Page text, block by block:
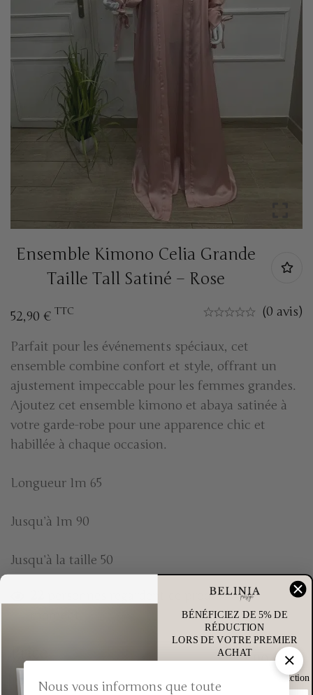
Nous vous informons que toute
Ensemble Kimono Celia Grande
Taille Tall Satiné – Rose
52,90 € TTC (0 avis)
Parfait pour les événements spéciaux, cet
ensemble combine confort et style, offrant un
ajustement impeccable pour les femmes grandes.
Ajoutez cet ensemble kimono et abaya satinée à
votre garde-robe pour une apparence chic et
habillée à chaque occasion.
Longueur 1m 65
Jusqu’à 1m 90
Jusqu’à la taille 50
personnes regardent ce produit en ce
52,90€
BÉNÉFICIEZ DE 5% DE
RÉDUCTION
LORS DE VOTRE PREMIER
ACHAT
Offre valable une seul fois
Non cumulable avec d'autre réduction